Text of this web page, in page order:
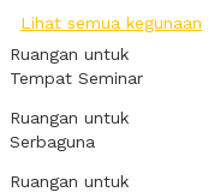
Lihat semua kegunaan
Ruangan untuk
Tempat Seminar
Ruangan untuk
Serbaguna
Ruangan untuk